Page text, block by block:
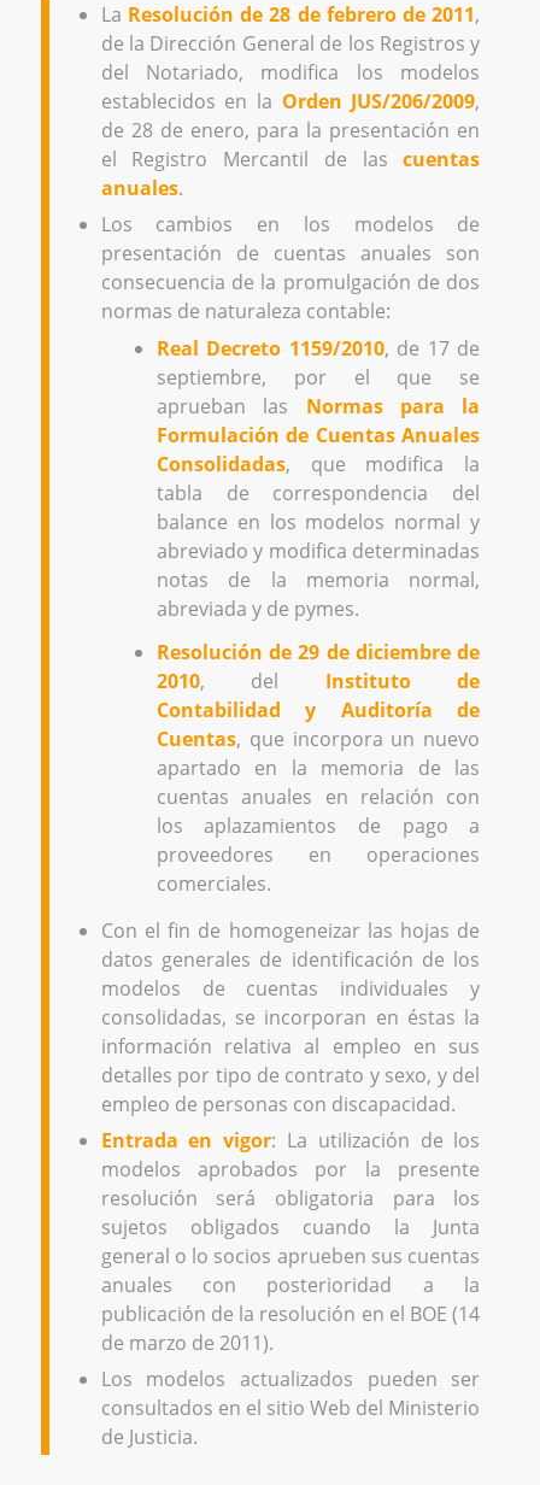
La Resolución de 28 de febrero de 2011,
de la Dirección General de los Registros y
del Notariado, modifica los modelos
establecidos en la Orden JUS/206/2009,
de 28 de enero, para la presentación en
el Registro Mercantil de lascuentas
anuales.
Los cambios en los modelos de
presentación de cuentas anuales son
consecuencia de la promulgación de dos
normas de naturaleza contable:
Real Decreto 1159/2010, de 17 de
septiembre, por el que se
aprueban las Normas para la
Formulación de Cuentas Anuales
Consolidadas, que modifica la
tabla de correspondencia del
balance en los modelos normal y
abreviado y modifica determinadas
notas de la memoria normal,
abreviada y de pymes.
Resolución de 29 de diciembre de
2010, del Instituto de
Contabilidad y Auditoría de
Cuentas, que incorpora un nuevo
apartado en la memoria de las
cuentas anuales en relación con
los aplazamientos de pago a
proveedores en operaciones
comerciales.
Con el fin de homogeneizar las hojas de
datos generales de identificación de los
modelos de cuentas individuales y
consolidadas, se incorporan en éstas la
información relativa al empleo en sus
detalles por tipo de contrato y sexo, y del
empleo de personas con discapacidad.
Entrada en vigor: La utilización de los
modelos aprobados por la presente
resolución será obligatoria para los
sujetos obligados cuando la Junta
general o lo socios aprueben sus cuentas
anuales con posterioridad a la
publicación de la resolución en el BOE (14
de marzo de 2011).
Los modelos actualizados pueden ser
consultados en el sitio Web del Ministerio
de Justicia.